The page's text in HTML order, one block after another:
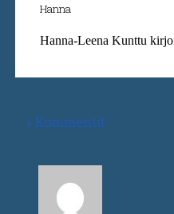
Hanna
Hanna-Leena Kunttu
Kommentit